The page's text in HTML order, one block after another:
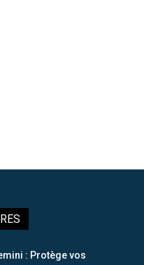
: Protège vos